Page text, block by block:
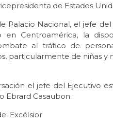
de Estados
Palacio Nacional, el jefe
en Centroamérica, la
al tráfico de
particularmente de niñas y
el jefe del Ejecutivo
Ebrard Casaubon.
Excélsior